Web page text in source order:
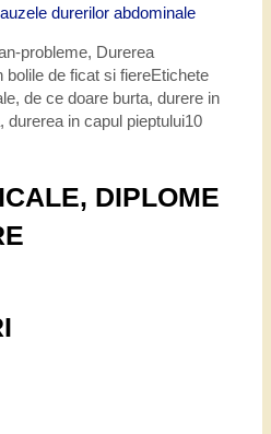
durerilor abdominale
probleme, Durerea
bolile de ficat si fiereEtichete
, de ce doare burta, durere in
, durerea in capul pieptului10
DIPLOME